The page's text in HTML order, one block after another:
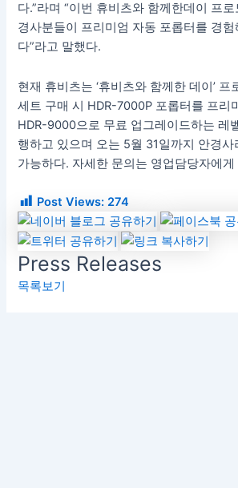
다.”라며 “이번 휴비츠와 함께한데이 프
경사분들이 프리미엄 자동 포롭터를 경험
다”라고 말했다.
현재 휴비츠는 ‘휴비츠와 함께한 데이’
세트 구매 시 HDR-7000P 포롭터를 프리
HDR-9000으로 무료 업그레이드하는 레
행하고 있으며 오는 5월 31일까지 안경
가능하다. 자세한 문의는 영업담당자에게
Post Views: 274
Press Releases
목록보기